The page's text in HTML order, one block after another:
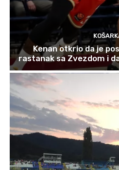
Kenan otkrio da je
rastanak sa Zvezdom i